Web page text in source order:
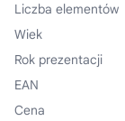
Liczba elementów
Wiek
Rok prezentacji
EAN
Cena